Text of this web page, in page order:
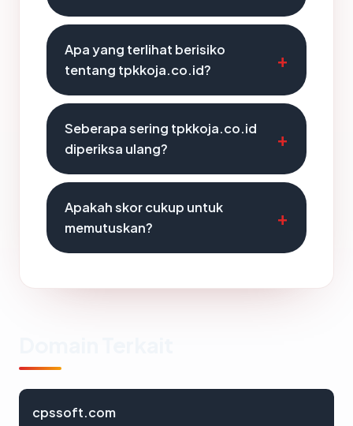
Apa yang terlihat berisiko
tentang tpkkoja.co.id?
Seberapa sering tpkkoja.co.id
diperiksa ulang?
Apakah skor cukup untuk
memutuskan?
cpssoft.com